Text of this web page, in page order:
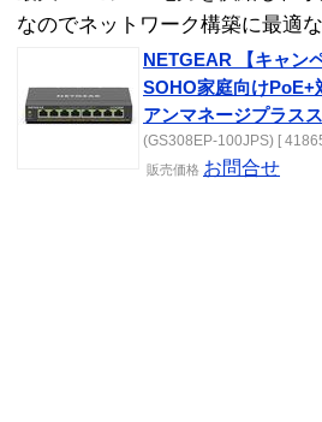
なのでネットワーク構築に最適
NETGEAR 【キャン
SOHO家庭向けPoE+
アンマネージプラス
(GS308EP-100JPS) [
販売価格 お問合せ